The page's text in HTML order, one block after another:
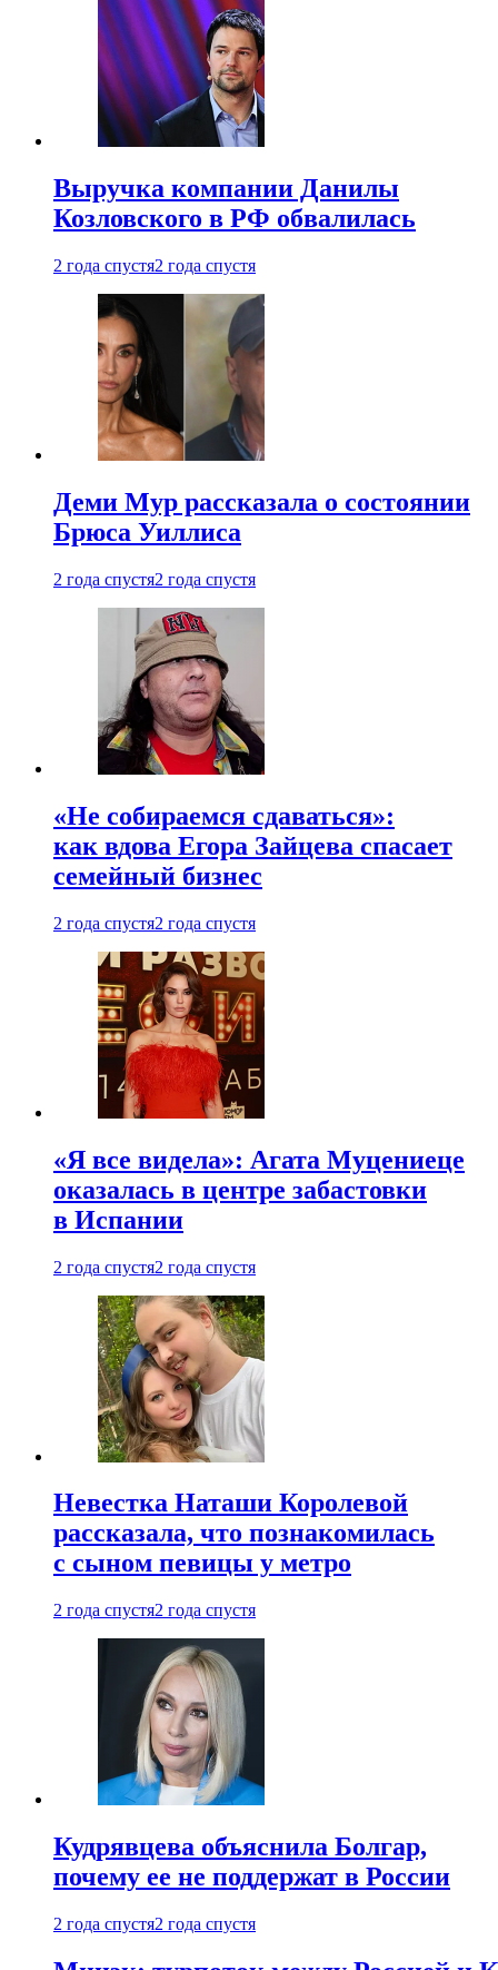
Выручка компании Данилы
Козловского в РФ обвалилась
2 года спустя2 года спустя
Деми Мур рассказала о состоянии
Брюса Уиллиса
2 года спустя2 года спустя
«Не собираемся сдаваться»:
как вдова Егора Зайцева спасает
семейный бизнес
2 года спустя2 года спустя
«Я все видела»: Агата Муцениеце
оказалась в центре забастовки
в Испании
2 года спустя2 года спустя
Невестка Наташи Королевой
рассказала, что познакомилась
с сыном певицы у метро
2 года спустя2 года спустя
Кудрявцева объяснила Болгар,
почему ее не поддержат в России
2 года спустя2 года спустя